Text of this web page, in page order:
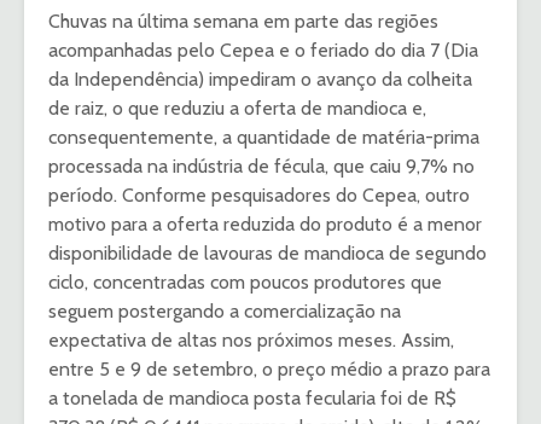
Chuvas na última semana em parte das regiões
acompanhadas pelo Cepea e o feriado do dia 7 (Dia
da Independência) impediram o avanço da colheita
de raiz, o que reduziu a oferta de mandioca e,
consequentemente, a quantidade de matéria-prima
processada na indústria de fécula, que caiu 9,7% no
período. Conforme pesquisadores do Cepea, outro
motivo para a oferta reduzida do produto é a menor
disponibilidade de lavouras de mandioca de segundo
ciclo, concentradas com poucos produtores que
seguem postergando a comercialização na
expectativa de altas nos próximos meses. Assim,
entre 5 e 9 de setembro, o preço médio a prazo para
a tonelada de mandioca posta fecularia foi de R$